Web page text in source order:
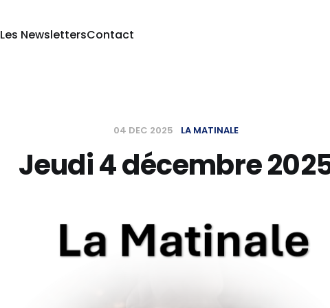
Les NewslettersContact
04 DEC 2025 LA MATINALE
Jeudi 4 décembre